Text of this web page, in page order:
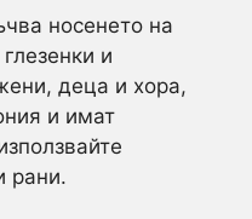
носенето на
и
деца и хора,
и имат
рани.